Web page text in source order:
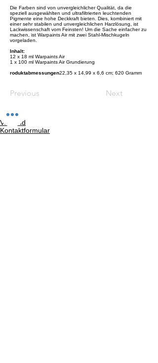
Die Farben sind von unvergleichlicher Qualität, da die
speziell ausgewählten und ultrafiltrierten leuchtenden
Pigmente eine hohe Deckkraft bieten. Dies, kombiniert mit
einer sehr stabilen und unvergleichlichen Harzlösung, ist
Lackwissenschaft vom Feinsten! Um die Sache einfacher zu
machen, ist Warpaints Air mit zwei Stahl-Mischkugeln
vorgeladen.
Inhalt:
12 x 18 ml Warpaints Air
1 x 100 ml Warpaints Air Grundierung
roduktabmessungen‎22,35 x 14,99 x 6,6 cm; 620 Gramm
Previous Next
Versand
Kontaktformular